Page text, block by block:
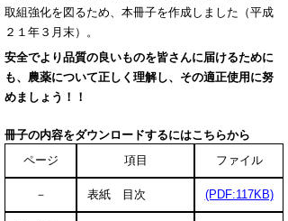
取組強化を図るため、本冊子を作成しました（平成
２１年３月末）。
安全でより品質の良いものを皆さんに届けるために
も、農薬について正しく理解し、その適正使用に努
めましょう！！
冊子の内容をダウンロードするにはこちらから
ページ
項目 ファイル
－ 表紙 目次 (PDF:117KB)